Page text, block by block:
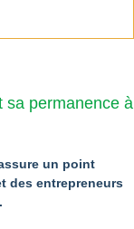
sa permanence à
un point
des entrepreneurs